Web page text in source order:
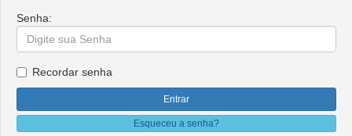
Senha:
Recordar senha
Esqueceu a senha?